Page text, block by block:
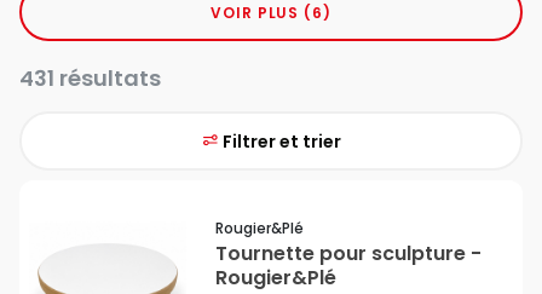
VOIR PLUS (6)
431 résultats
Filtrer et trier
Rougier&plé
Tournette pour sculpture -
Rougier&Plé